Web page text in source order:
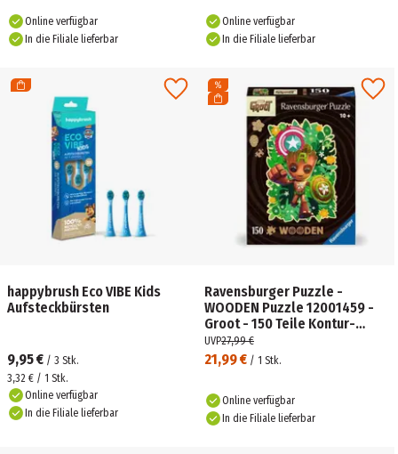
Online verfügbar
In die Filiale lieferbar
Online verfügbar
In die Filiale lieferbar
happybrush Eco VIBE Kids
Aufsteckbürsten
9,95 € / 3 Stk.
3,32 € / 1 Stk.
Online verfügbar
In die Filiale lieferbar
Ravensburger Puzzle -
WOODEN Puzzle 12001459 -
Groot - 150 Teile Kontur-
Holzpuzzle
21,99 € / 1 Stk.
UVP27,99 €
Online verfügbar
In die Filiale lieferbar